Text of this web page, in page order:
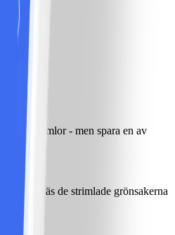
i fina strimlor - men spara en av
och fräs de strimlade grönsakerna